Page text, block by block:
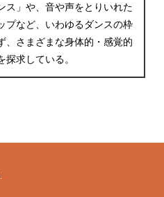
ス」や、音や声をとりいれた
プなど、いわゆるダンスの枠
、さまざまな身体的・感覚的
探求している。